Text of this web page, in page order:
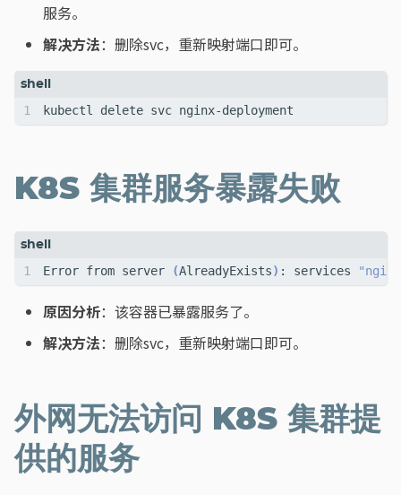
服务。
解决方法：删除svc，重新映射端口即可。
K8S 集群服务暴露失败
Error from server (AlreadyExists) : services
原因分析：该容器已暴露服务了。
解决方法：删除svc，重新映射端口即可。
外网无法访问 K8S 集群提
供的服务